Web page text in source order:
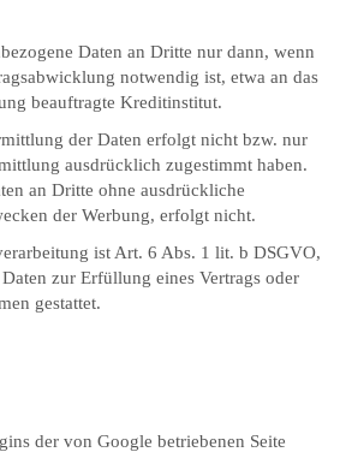
Daten an Dritte nur dann, wenn
notwendig ist, etwa an das
beauftragte Kreditinstitut.
der Daten erfolgt nicht bzw. nur
ausdrücklich zugestimmt haben.
an Dritte ohne ausdrückliche
der Werbung, erfolgt nicht.
ist Art. 6 Abs. 1 lit. b DSGVO,
zur Erfüllung eines Vertrags oder
gestattet.
der von Google betriebenen Seite